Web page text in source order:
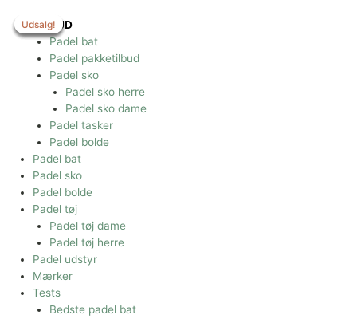
indholdet
TILBUD
Padel bat
Padel pakketilbud
Padel sko
Padel sko herre
Padel sko dame
Padel tasker
Padel bolde
Padel bat
Padel sko
Padel bolde
Padel tøj
Padel tøj dame
Padel tøj herre
Padel udstyr
Mærker
Tests
Bedste padel bat
Udsalg!
Udsalg!
Udsalg!
Udsalg!
Udsalg!